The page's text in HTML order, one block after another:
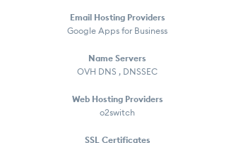
Email Hosting Providers
Google Apps for Business
Name Servers
OVH DNS , DNSSEC
Web Hosting Providers
o2switch
SSL Certificates